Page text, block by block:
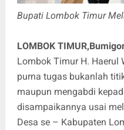
Bupati Lombok Timur
LOMBOK
Lombok Timur H. Haerul
purna tugas bukanlah
maupun mengabdi
disampaikannya usai
Desa se – Kabupaten